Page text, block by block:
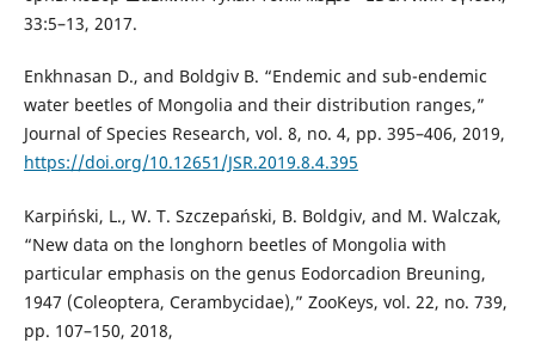
33:5–13, 2017.
Enkhnasan D., and Boldgiv B. “Endemic and sub-endemic
water beetles of Mongolia and their distribution ranges,”
Journal of Species Research, vol. 8, no. 4, pp. 395–406, 2019,
https://doi.org/10.12651/JSR.2019.8.4.395
Karpiński, L., W. T. Szczepański, B. Boldgiv, and M. Walczak,
“New data on the longhorn beetles of Mongolia with
particular emphasis on the genus Eodorcadion Breuning,
1947 (Coleoptera, Cerambycidae),” ZooKeys, vol. 22, no. 739,
pp. 107–150, 2018,